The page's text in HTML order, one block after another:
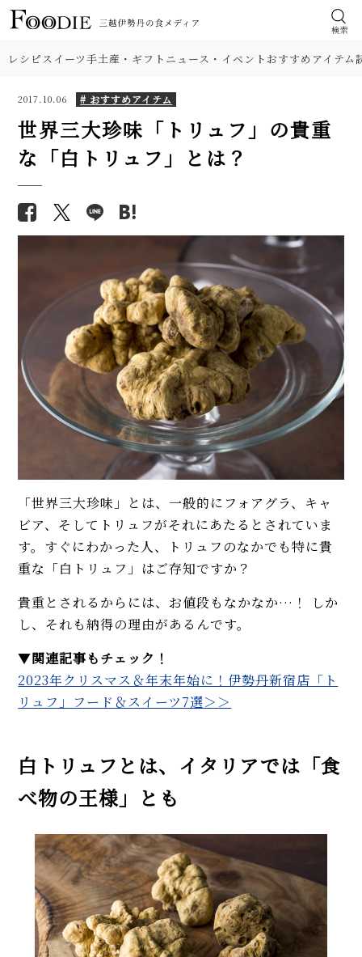
検索
レシピスイーツ手土産・ギフト ニュース・イベントおすすめアイテム
2017.10.06 # おすすめアイテム
世界三大珍味「トリュフ」の貴重
な「白トリュフ」とは？
「世界三大珍味」とは、一般的にフォアグラ、キャ
ビア、そしてトリュフがそれにあたるとされていま
す。すぐにわかった人、トリュフのなかでも特に貴
重な「白トリュフ」はご存知ですか？
貴重とされるからには、お値段もなかなか…！ しか
し、それも納得の理由があるんです。
▼関連記事もチェック！
2023年クリスマス＆年末年始に！伊勢丹新宿店「ト
リュフ」フード＆スイーツ7選＞＞
白トリュフとは、イタリアでは「食
べ物の王様」とも